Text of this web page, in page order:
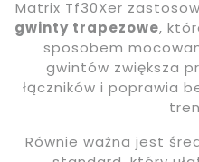
Matrix Tf30Xer
gwinty trapezowe,
sposobem
gwintów zwiększa
łączników i poprawia
Równie ważna jest